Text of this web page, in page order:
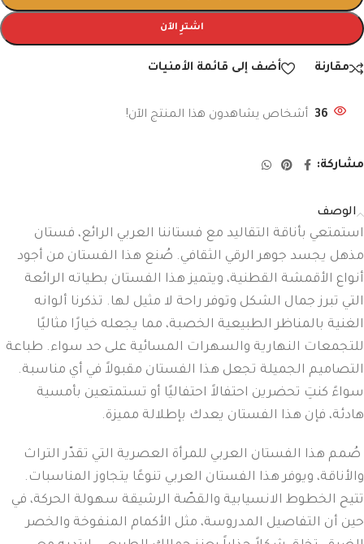
اشترِ الآن
مقارنة أضف إلى قائمة الأمنيات
36 أشخاص يشاهدون هذا المنتج الآن!
مشاركة:
الوصف
استمتعي بأناقة التقاليد مع فستاننا العربي الرائع، فستان
مذهل يجسد جوهر الرقي الثقافي. صُنع هذا الفستان من أجود
أنواع الأقمشة القطنية، ويتميز هذا الفستان بطياته الرائعة
التي تبرز جمال الشكل وتوفر راحة لا مثيل لها. تذكرنا ألوانه
الغنية بالمناظر الطبيعية الخصبة، مما يجعله خيارًا مثاليًا
للتجمعات النهارية والسهرات المسائية على حد سواء. طباعة
التصاميم الجميلة تجعل هذا الفستان مقبولاً في أي مناسبة.
سواءً كنتِ تحضرين احتفالاً احتفاليًا أو تستمتعين بأمسية
هادئة، فإن هذا الفستان يعدك بإطلالة مميزة.
صُمم هذا الفستان العربي للمرأة العصرية التي تقدّر التراث
والأناقة، ويوفر هذا الفستان العربي تنوعًا يتجاوز المناسبات.
تتيح الخطوط الانسيابية والقصّة الرشيقة سهولة الحركة، في
حين أن التفاصيل المدروسة، مثل الأكمام المنفوخة والخصر